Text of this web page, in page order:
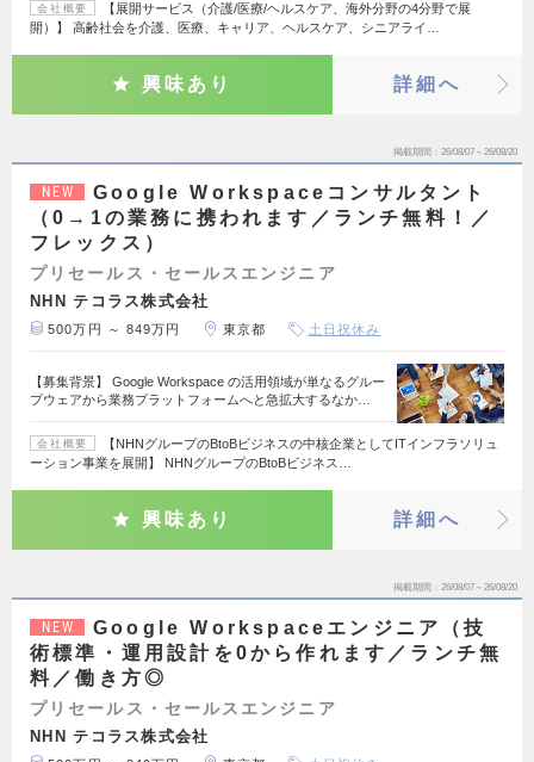
会社概要
【展開サービス（介護/医療/ヘルスケア、海外分野の4分野で展
開）】 高齢社会を介護、医療、キャリア、ヘルスケア、シニアライ…
興味あり 詳細へ
掲載期間 26/08/07～26/08/20
NEW
Google Workspaceコンサルタント
（0→1の業務に携われます／ランチ無料！／
フレックス）
プリセールス・セールスエンジニア
NHN テコラス株式会社
500万円 ～ 849万円 東京都 土日祝休み
【募集背景】 Google Workspace の活用領域が単なるグルー
プウェアから業務プラットフォームへと急拡大するなか…
会社概要
【NHNグループのBtoBビジネスの中核企業としてITインフラソリュ
ーション事業を展開】 NHNグループのBtoBビジネス…
興味あり 詳細へ
掲載期間 26/08/07～26/08/20
NEW
Google Workspaceエンジニア（技
術標準・運用設計を0から作れます／ランチ無
料／働き方◎
プリセールス・セールスエンジニア
NHN テコラス株式会社